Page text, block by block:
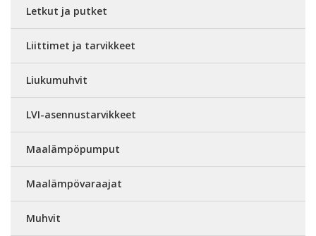
Letkut ja putket
Liittimet ja tarvikkeet
Liukumuhvit
LVI-asennustarvikkeet
Maalämpöpumput
Maalämpövaraajat
Muhvit